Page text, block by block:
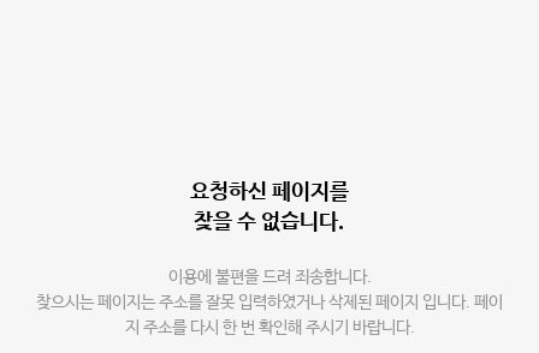
요청하신 페이지를
찾을 수 없습니다.
이용에 불편을 드려 죄송합니다.
찾으시는 페이지는 주소를 잘못 입력하였거나 삭제된 페이지 입니다. 페이
지 주소를 다시 한 번 확인해 주시기 바랍니다.